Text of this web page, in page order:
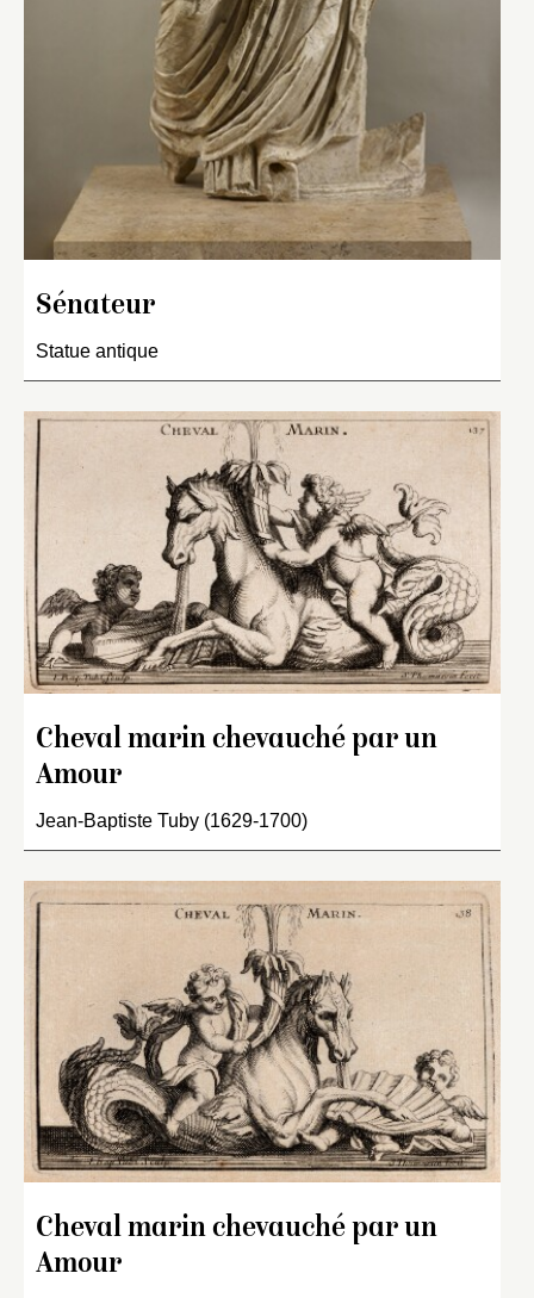
Sénateur
Statue antique
Cheval marin chevauché par un
Amour
Jean-Baptiste Tuby (1629-1700)
Cheval marin chevauché par un
Amour